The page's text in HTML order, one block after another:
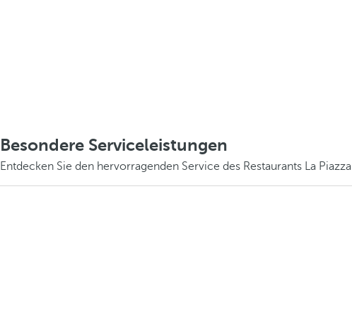
Besondere Serviceleistungen
Entdecken Sie den hervorragenden Service des Restaurants La Piazza